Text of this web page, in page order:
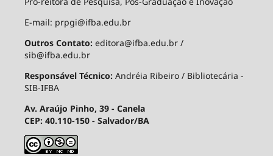
E-mail: prpgi@ifba.edu.br
Outros Contato: editora@ifba.edu.br /
sib@ifba.edu.br
Responsável Técnico: Andréia Ribeiro / Bibliotecária -
SIB-IFBA
Av. Araújo Pinho, 39 - Canela
CEP: 40.110-150 - Salvador/BA